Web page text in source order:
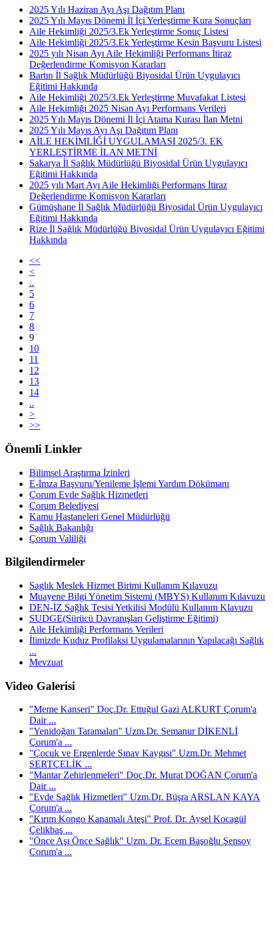
2025 Yılı Haziran Ayı Aşı Dağıtım Planı
2025 Yılı Mayıs Dönemi İl İçi Yerleştirme Kura Sonuçları
Aile Hekimliği 2025/3.Ek Yerleştirme Sonuç Listesi
Aile Hekimliği 2025/3.Ek Yerleştirme Kesin Başvuru Listesi
2025 yılı Nisan Ayı Aile Hekimliği Performans İtiraz
Değerlendirme Komisyon Kararları
Bartın İl Sağlık Müdürlüğü Biyosidal Ürün Uygulayıcı
Eğitimi Hakkında
Aile Hekimliği 2025/3.Ek Yerleştirme Muvafakat Listesi
Aile Hekimliği 2025 Nisan Ayı Performans Verileri
2025 Yılı Mayıs Dönemi İl İçi Atama Kurası İlan Metni
2025 Yılı Mayıs Ayı Aşı Dağıtım Planı
AİLE HEKİMLİĞİ UYGULAMASI 2025/3. EK
YERLEŞTİRME İLAN METNİ
Sakarya İl Sağlık Müdürlüğü Biyosidal Ürün Uygulayıcı
Eğitimi Hakkında
2025 yılı Mart Ayı Aile Hekimliği Performans İtiraz
Değerlendirme Komisyon Kararları
Gümüşhane İl Sağlık Müdürlüğü Biyosidal Ürün Uygulayıcı
Eğitimi Hakkında
Rize İl Sağlık Müdürlüğü Biyosidal Ürün Uygulayıcı Eğitimi
Hakkında
<<
<
..
5
6
7
8
9
10
11
12
13
14
..
>
>>
Önemli Linkler
Bilimsel Araştırma İzinleri
E-İmza Başvuru/Yenileme İşlemi Yardım Dökümanı
Çorum Evde Sağlık Hizmetleri
Çorum Belediyesi
Kamu Hastaneleri Genel Müdürlüğü
Sağlık Bakanlığı
Çorum Valiliği
Bilgilendirmeler
Saglık Meslek Hizmet Birimi Kullanım Kılavuzu
Muayene Bilgi Yönetim Sistemi (MBYS) Kullanım Kılavuzu
DEN-İZ Sağlık Tesisi Yetkilisi Modülü Kullanım Klavuzu
SUDGE(Sürücü Davranışları Geliştirme Eğitimi)
Aile Hekimliği Performans Verileri
İlimizde Kuduz Profilaksi Uygulamalarının Yapılacağı Sağlık
...
Mevzuat
Video Galerisi
"Meme Kanseri" Doç.Dr. Ettuğul Gazi ALKURT Çorum'a
Dair ...
"Yenidoğan Taramaları" Uzm.Dr. Semanur DİKENLİ
Çorum'a ...
"Çocuk ve Ergenlerde Sınav Kaygısı" Uzm.Dr. Mehmet
SERTÇELİK ...
"Mantar Zehirlenmeleri" Doç.Dr. Murat DOĞAN Çorum'a
Dair ...
"Evde Sağlık Hizmetleri" Uzm.Dr. Büşra ARSLAN KAYA
Çorum'a ...
"Kırım Kongo Kanamalı Ateşi" Prof. Dr. Aysel Kocagül
Çelikbaş ...
"Önce Aşı Önce Sağlık" Uzm. Dr. Ecem Başoğlu Şensoy
Çorum'a ...